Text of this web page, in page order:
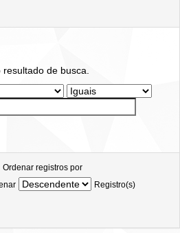
de busca.
Ordenar registros por
Registro(s)